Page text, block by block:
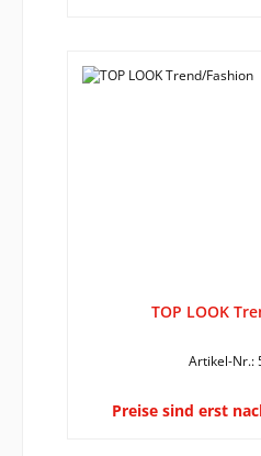
TOP LOOK
Artikel-Nr.:
Preise sind erst